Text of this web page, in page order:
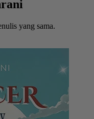
yang sama.